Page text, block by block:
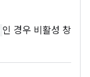
인 경우 비활성 창